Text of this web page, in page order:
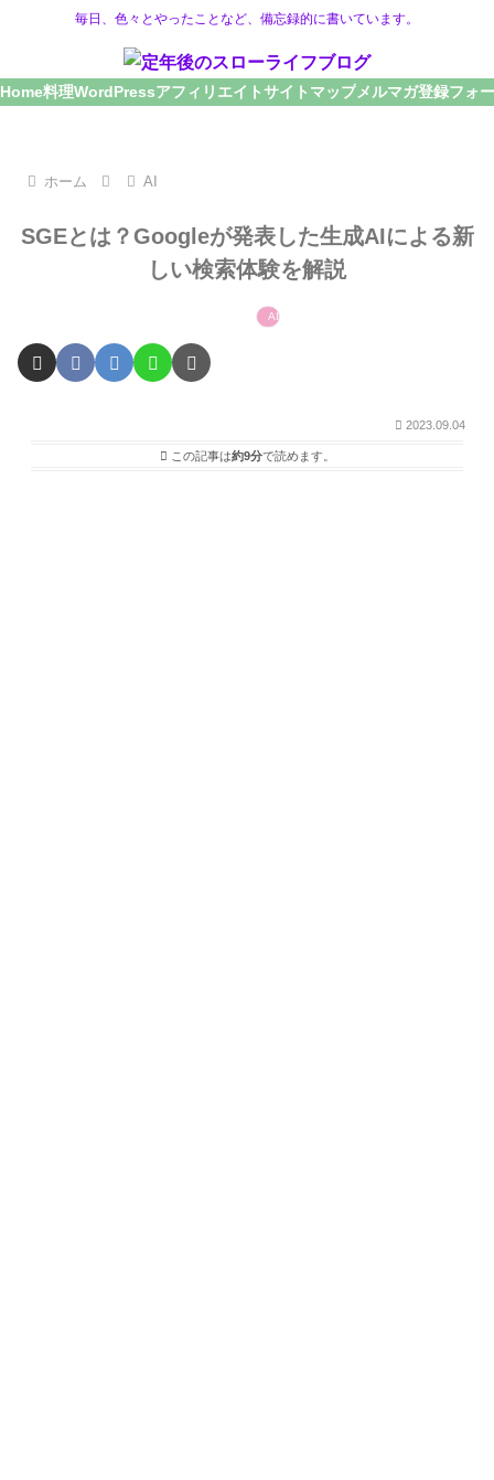
毎日、色々とやったことなど、備忘録的に書いています。
Home料理WordPressアフィリエイトサイトマップメルマガ登録フォ
ホーム AI
SGEとは？Googleが発表した生成AIによる新
しい検索体験を解説
AI
2023.09.04
この記事は約9分で読めます。